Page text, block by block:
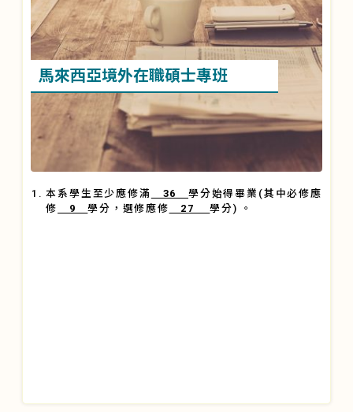
馬來西亞境外在職碩士專班
本系學生至少應修滿 36學分始得畢業(其中必修應
修
9學分，選修應修 27學分) 。